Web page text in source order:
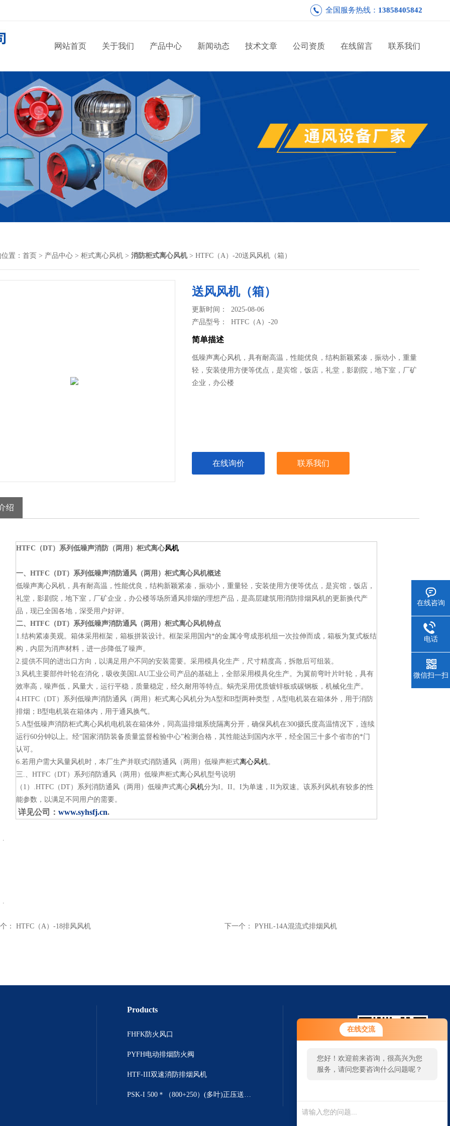
在线交流
您好！欢迎前来咨询，很高兴为您
服务，请问您要咨询什么问题呢？
全国服务热线： 13858405842
网站首页 关于我们 产品中心 新闻动态 技术文章 公司资质 在线留言 联系我们
置： 首页 > 产品中心 > 柜式离心风机 > 消防柜式离心风机> HTFC（A）-20送风风机（箱）
送风风机（箱）
更新时间： 2025-08-06
产品型号：HTFC（A）-20
简单描述
低噪声离心风机，具有耐高温，性能优良，结构新颖紧凑，振动小，重量
轻，安装使用方便等优点，是宾馆，饭店，礼堂，影剧院，地下室，厂矿
企业，办公楼
在线询价 联系我们
绍
HTFC（DT）系列低噪声消防（两用）柜式离心风机
一、HTFC（DT）系列低噪声消防通风（两用）柜式离心风机概述
低噪声离心风机，具有耐高温，性能优良，结构新颖紧凑，振动小，重量轻，安装使用方便等优点，是宾馆，饭店，
礼堂，影剧院，地下室，厂矿企业，办公楼等场所通风排烟的理想产品，是高层建筑用消防排烟风机的更新换代产
品，现已全国各地，深受用户好评。
二、HTFC（DT）系列低噪声消防通风（两用）柜式离心风机特点
1.结构紧凑美观。箱体采用框架，箱板拼装设计。框架采用国内*的金属冷弯成形机组一次拉伸而成，箱板为复式板结
构，内层为消声材料，进一步降低了噪声。
2.提供不同的进出口方向，以满足用户不同的安装需要。采用模具化生产，尺寸精度高，拆散后可组装。
3.风机主要部件叶轮在消化，吸收美国LAU工业公司产品的基础上，全部采用模具化生产。为翼前弯叶片叶轮，具有
效率高，噪声低，风量大，运行平稳，质量稳定，经久耐用等特点。蜗壳采用优质镀锌板或碳钢板，机械化生产。
4.HTFC（DT）系列低噪声消防通风（两用）柜式离心风机分为A型和B型两种类型，A型电机装在箱体外，用于消防
排烟；B型电机装在箱体内，用于通风换气。
5.A型低噪声消防柜式离心风机电机装在箱体外，同高温排烟系统隔离分开，确保风机在300摄氏度高温情况下，连续
运行60分钟以上。经“国家消防装备质量监督检验中心”检测合格，其性能达到国内水平，经全国三十多个省市的*门
认可。
6.若用户需大风量风机时，本厂生产并联式消防通风（两用）低噪声柜式离心风机。
三.、HTFC（DT）系列消防通风（两用）低噪声柜式离心风机型号说明
（1）.HTFC（DT）系列消防通风（两用）低噪声式离心风机分为I。II。I为单速，II为双速。该系列风机有较多的性
能参数，以满足不同用户的需要。
详见公司： www.syhsfj.cn.
.
.
： HTFC（A）-18排风风机 下一个： PYHL-14A混流式排烟风机
Products
FHFK防火风口
PYFH电动排烟防火阀
HTF-III双速消防排烟风机
PSK-I 500＊（800+250）(多叶)正压送风口价格
在线咨询
电话
微信扫一扫